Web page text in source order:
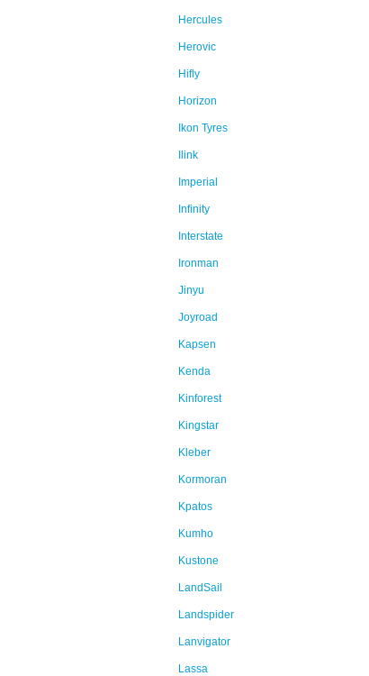
Hercules
Herovic
Hifly
Horizon
Ikon Tyres
Ilink
Imperial
Infinity
Interstate
Ironman
Jinyu
Joyroad
Kapsen
Kenda
Kinforest
Kingstar
Kleber
Kormoran
Kpatos
Kumho
Kustone
LandSail
Landspider
Lanvigator
Lassa